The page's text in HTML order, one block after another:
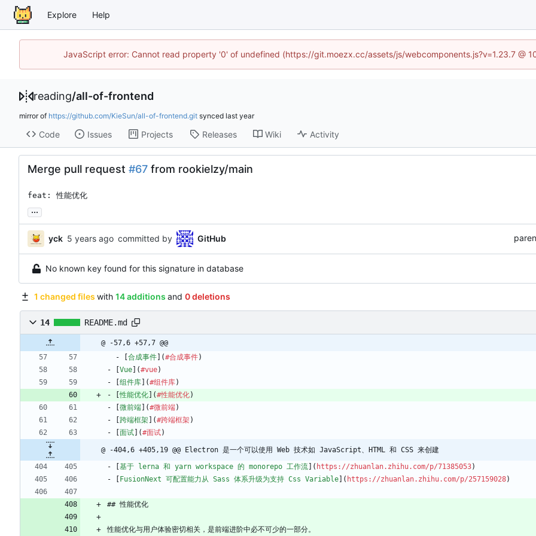
Explore Help
JavaScript error: Cannot read property '0' of undefined (https://git.moezx.cc/assets/js/webcomponents.js?v=1.23.7 @
reading/all-of-frontend
mirror of https://github.com/KieSun/all-of-frontend.git synced
Code Issues Projects Releases Wiki Activity
Merge pull request #67 from rookielzy/main
feat: 性能优化
...
yck committed by GitHub
No known key found for this signature in database
1 changed files with 14 additions and 0 deletions
14 README.md
@ -57,6 +57,7 @@
  - [
合成事件](#合成事件)
- [Vue](#vue)
- [组件库](#组件库)
- [性能优化](#性能优化)
- [微前端](#微前端)
- [跨端框架](#跨端框架)
- [面试](#面试)
@ -404,6 +405,19 @@ Electron 是一个可以使用 Web 技术如 JavaScript、HTML 和 CSS 来创建
- [基于 lerna 和 yarn workspace 的 monorepo 工作流]( https://zhuanlan.zhihu.com/p/71385053)
- [FusionNext 可配置能力从 Sass 体系升级为支持 Css Variable]( https://zhuanlan.zhihu.com/p/257159028)
## 性能优化
性能优化与用户体验密切相关，是前端进阶中必不可少的一部分。